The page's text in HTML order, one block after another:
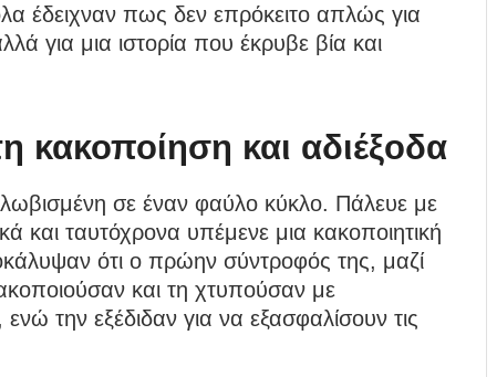
έδειχναν πως δεν επρόκειτο απλώς για
για μια ιστορία που έκρυβε βία και
κακοποίηση και αδιέξοδα
σε έναν φαύλο κύκλο. Πάλευε με
και ταυτόχρονα υπέμενε μια κακοποιητική
ότι ο πρώην σύντροφός της, μαζί
και τη χτυπούσαν με
την εξέδιδαν για να εξασφαλίσουν τις